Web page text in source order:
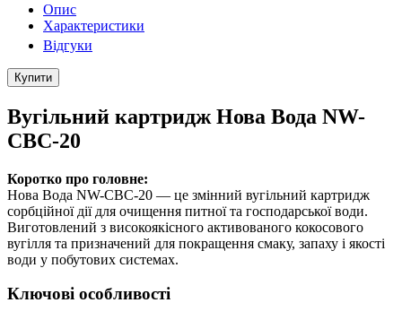
Опис
Характеристики
Відгуки
Купити
Вугільний картридж Нова Вода NW-
CBC-20
Коротко про головне:
Нова Вода NW-CBC-20 — це змінний вугільний картридж
сорбційної дії для очищення питної та господарської води.
Виготовлений з високоякісного активованого кокосового
вугілля та призначений для покращення смаку, запаху і якості
води у побутових системах.
Ключові особливості